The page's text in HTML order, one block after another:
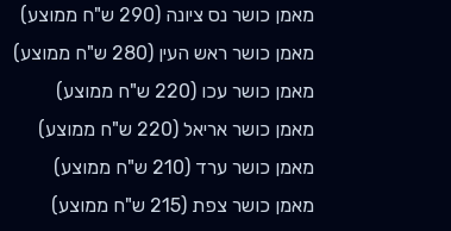
מאמן כושר נס ציונה (
290 ש"ח ממוצע)
מאמן כושר ראש העין (
280 ש"ח ממוצע)
מאמן כושר עכו (
220 ש"ח ממוצע)
מאמן כושר אריאל (
220 ש"ח ממוצע)
מאמן כושר ערד (
210 ש"ח ממוצע)
מאמן כושר צפת (
215 ש"ח ממוצע)